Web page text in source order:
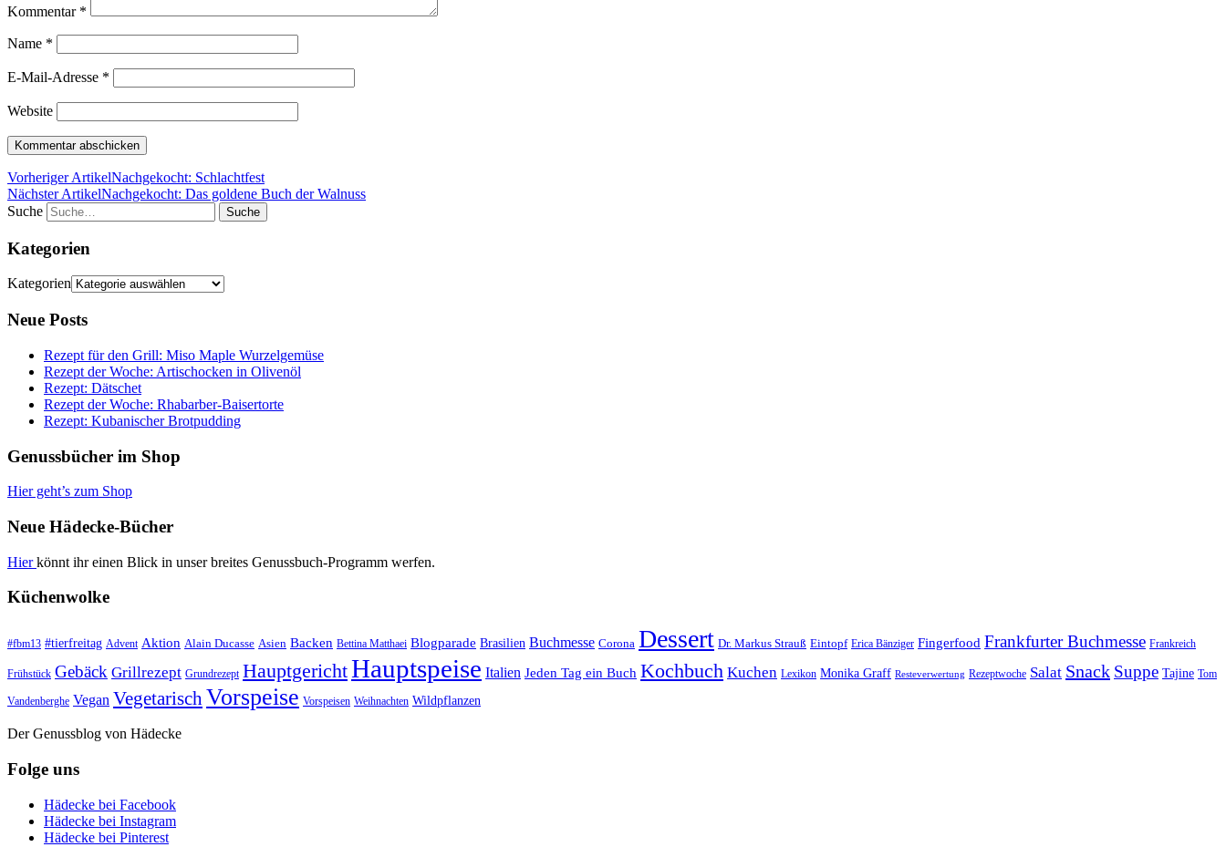
Kommentar *
Name *
E-Mail-Adresse *
Website
Vorheriger ArtikelNachgekocht: Schlachtfest
Nächster ArtikelNachgekocht: Das goldene Buch der Walnuss
Suche
Kategorien
Kategorien
Neue Posts
Rezept für den Grill: Miso Maple Wurzelgemüse
Rezept der Woche: Artischocken in Olivenöl
Rezept: Dätschet
Rezept der Woche: Rhabarber-Baisertorte
Rezept: Kubanischer Brotpudding
Genussbücher im Shop
Hier geht’s zum Shop
Neue Hädecke-Bücher
Hierkönnt ihr einen Blick in unser breites Genussbuch-Programm werfen.
Küchenwolke
#fbm13 #tierfreitag Advent Aktion Alain Ducasse Asien Backen Bettina Matthaei Blogparade Brasilien Buchmesse Corona Dessert Dr. Markus Strauß Eintopf Erica Bänziger Fingerfood Frankfurter Buchmesse Frankreich
Frühstück Gebäck Grillrezept Grundrezept HauptgerichtHauptspeise Italien Jeden Tag ein Buch Kochbuch Kuchen Lexikon Monika Graff Resteverwertung Rezeptwoche Salat Snack Suppe Tajine Tom
Vandenberghe Vegan VegetarischVorspeise Vorspeisen Weihnachten Wildpflanzen
Der Genussblog von Hädecke
Folge uns
Hädecke bei Facebook
Hädecke bei Instagram
Hädecke bei Pinterest